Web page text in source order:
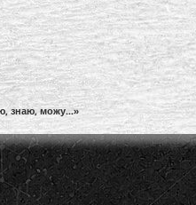
знаю, можу…»